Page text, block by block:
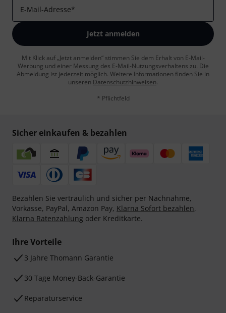
E-Mail-Adresse*
Jetzt anmelden
Mit Klick auf „Jetzt anmelden“ stimmen Sie dem Erhalt von E-Mail-
Werbung und einer Messung des E-Mail-Nutzungsverhaltens zu. Die
Abmeldung ist jederzeit möglich. Weitere Informationen finden Sie in
unseren Datenschutzhinweisen.
* Pflichtfeld
Sicher einkaufen & bezahlen
Bezahlen Sie vertraulich und sicher per Nachnahme,
Vorkasse, PayPal, Amazon Pay, Klarna Sofort bezahlen,
Klarna Ratenzahlung oder Kreditkarte.
Ihre Vorteile
3 Jahre Thomann Garantie
30 Tage Money-Back-Garantie
Reparaturservice